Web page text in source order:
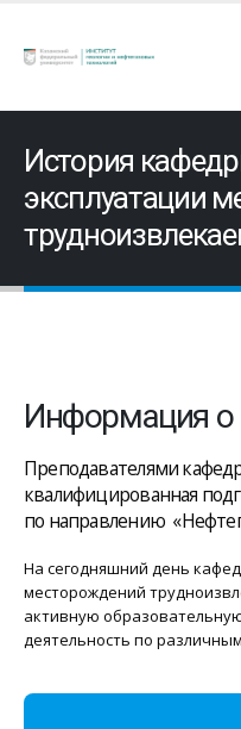
История
эксплуатации
Информация о
Преподавателями
квалифицированная
по направлению
На сегодняшний день
месторождений
активную
деятельность по